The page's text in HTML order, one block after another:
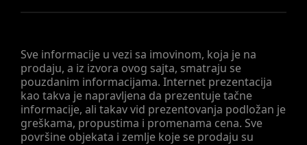
Sve informacije u vezi sa imovinom, koja je na
prodaju, a iz izvora ovog sajta, smatraju se
pouzdanim informacijama. Internet prezentacija
kao takva je napravljena da prezentuje tačne
informacije, ali takav vid prezentovanja podložan je
greškama, propustima i promenama cena. Sve
površine objekata i zemlje koje se prodaju su